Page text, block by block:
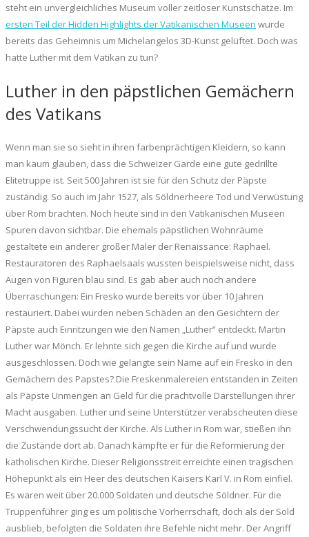
steht ein unvergleichliches Museum voller zeitloser Kunstschätze. Im
ersten Teil der Hidden Highlights der Vatikanischen Museen wurde
bereits das Geheimnis um Michelangelos 3D-Kunst gelüftet. Doch was
hatte Luther mit dem Vatikan zu tun?
Luther in den päpstlichen Gemächern
des Vatikans
Wenn man sie so sieht in ihren farbenprächtigen Kleidern, so kann
man kaum glauben, dass die Schweizer Garde eine gute gedrillte
Elitetruppe ist. Seit 500 Jahren ist sie für den Schutz der Päpste
zuständig. So auch im Jahr 1527, als Söldnerheere Tod und Verwüstung
über Rom brachten. Noch heute sind in den Vatikanischen Museen
Spuren davon sichtbar. Die ehemals päpstlichen Wohnräume
gestaltete ein anderer großer Maler der Renaissance: Raphael.
Restauratoren des Raphaelsaals wussten beispielsweise nicht, dass
Augen von Figuren blau sind. Es gab aber auch noch andere
Überraschungen: Ein Fresko wurde bereits vor über 10 Jahren
restauriert. Dabei wurden neben Schäden an den Gesichtern der
Päpste auch Einritzungen wie den Namen „Luther“ entdeckt. Martin
Luther war Mönch. Er lehnte sich gegen die Kirche auf und wurde
ausgeschlossen. Doch wie gelangte sein Name auf ein Fresko in den
Gemächern des Papstes? Die Freskenmalereien entstanden in Zeiten
als Päpste Unmengen an Geld für die prachtvolle Darstellungen ihrer
Macht ausgaben. Luther und seine Unterstützer verabscheuten diese
Verschwendungssucht der Kirche. Als Luther in Rom war, stießen ihn
die Zustände dort ab. Danach kämpfte er für die Reformierung der
katholischen Kirche. Dieser Religionsstreit erreichte einen tragischen
Höhepunkt als ein Heer des deutschen Kaisers Karl V. in Rom einfiel.
Es waren weit über 20.000 Soldaten und deutsche Söldner. Für die
Truppenführer ging es um politische Vorherrschaft, doch als der Sold
ausblieb, befolgten die Soldaten ihre Befehle nicht mehr. Der Angriff